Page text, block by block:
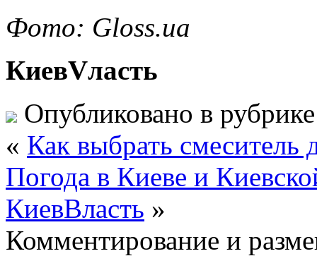
Фото: Gloss.ua
КиевVласть
Опубликовано в
« Как выбрать смеситель
Погода в Киеве и
КиевВласть »
Комментирование и